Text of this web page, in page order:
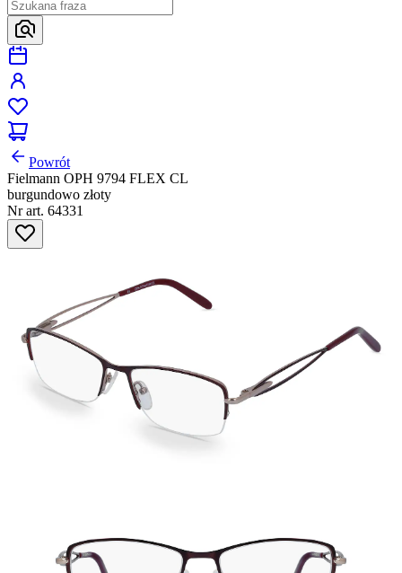
Powrót
Fielmann OPH 9794 FLEX CL
burgundowo złoty
Nr art. 64331